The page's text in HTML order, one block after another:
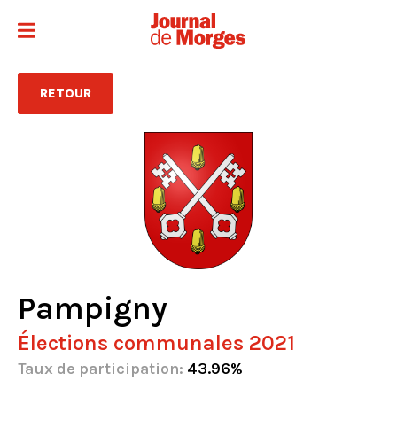
RETOUR
Pampigny
Élections communales 2021
Taux de participation: 43.96%